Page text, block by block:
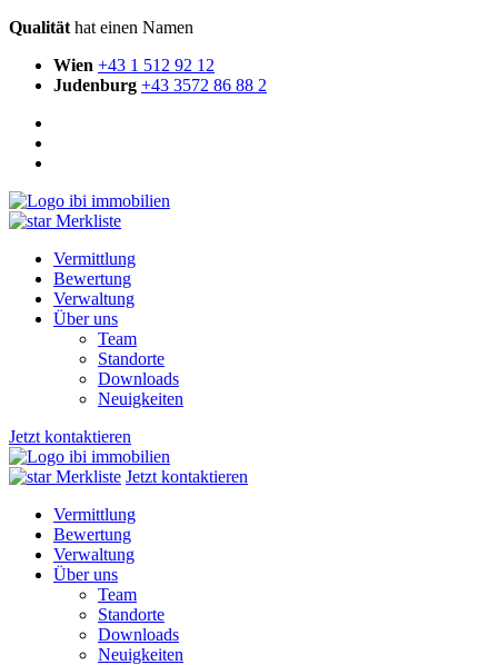
Qualität hat einen Namen
Wien +43 1 512 92 12
Judenburg +43 3572 86 88 2
Merkliste
Vermittlung
Bewertung
Verwaltung
Über uns
Team
Standorte
Downloads
Neuigkeiten
Jetzt kontaktieren
Merkliste Jetzt kontaktieren
Vermittlung
Bewertung
Verwaltung
Über uns
Team
Standorte
Downloads
Neuigkeiten